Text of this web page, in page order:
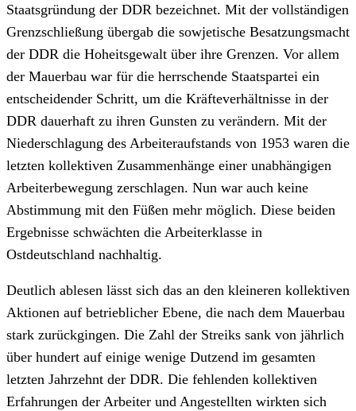
Staatsgründung der DDR bezeichnet. Mit der vollständigen
Grenzschließung übergab die sowjetische Besatzungsmacht
der DDR die Hoheitsgewalt über ihre Grenzen. Vor allem
der Mauerbau war für die herrschende Staatspartei ein
entscheidender Schritt, um die Kräfteverhältnisse in der
DDR dauerhaft zu ihren Gunsten zu verändern. Mit der
Niederschlagung des Arbeiteraufstands von 1953 waren die
letzten kollektiven Zusammenhänge einer unabhängigen
Arbeiterbewegung zerschlagen. Nun war auch keine
Abstimmung mit den Füßen mehr möglich. Diese beiden
Ergebnisse schwächten die Arbeiterklasse in
Ostdeutschland nachhaltig.
Deutlich ablesen lässt sich das an den kleineren kollektiven
Aktionen auf betrieblicher Ebene, die nach dem Mauerbau
stark zurückgingen. Die Zahl der Streiks sank von jährlich
über hundert auf einige wenige Dutzend im gesamten
letzten Jahrzehnt der DDR. Die fehlenden kollektiven
Erfahrungen der Arbeiter und Angestellten wirkten sich